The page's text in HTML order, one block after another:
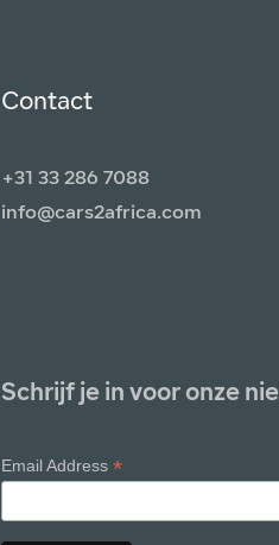
Contact
+31 33 286 7088
info@cars2africa.com
Schrijf je in voor onze
Email Address *